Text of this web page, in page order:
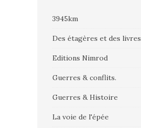
3945km
Des étagères et des livres
Editions Nimrod
Guerres & conflits.
Guerres & Histoire
La voie de l'épée